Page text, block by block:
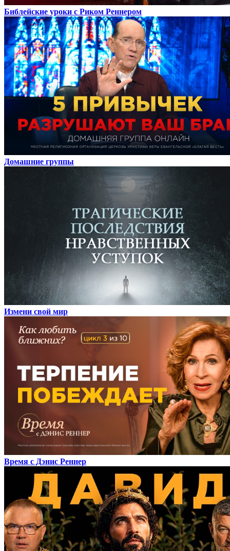
Библейские уроки с Риком Реннером
Домашние группы
Измени свой мир
Время с Дэнис Реннер